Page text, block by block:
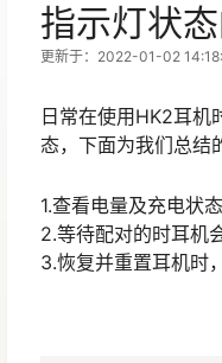
指示灯状
更新于：2022-01-02
日常在使用HK2耳机
态，下面为我们总结
1.查看电量及充电状
2.等待配对的时耳机
3.恢复并重置耳机时